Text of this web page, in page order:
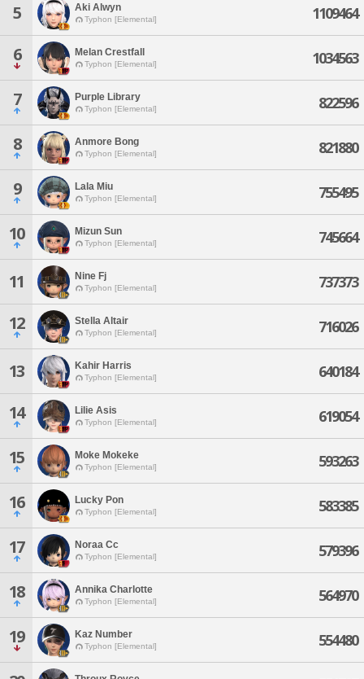
5 Aki Alwyn
Typhon [Elemental] 1109464
6 Melan Crestfall
Typhon [Elemental] 1034563
7 Purple Library
Typhon [Elemental] 822596
8 Anmore Bong
Typhon [Elemental] 821880
9 Lala Miu
Typhon [Elemental] 755495
10 Mizun Sun
Typhon [Elemental] 745664
11 Nine Fj
Typhon [Elemental] 737373
12 Stella Altair
Typhon [Elemental] 716026
13 Kahir Harris
Typhon [Elemental] 640184
14 Lilie Asis
Typhon [Elemental] 619054
15 Moke Mokeke
Typhon [Elemental] 593263
16 Lucky Pon
Typhon [Elemental] 583385
17 Noraa Cc
Typhon [Elemental] 579396
18 Annika Charlotte
Typhon [Elemental] 564970
19 Kaz Number
Typhon [Elemental] 554480